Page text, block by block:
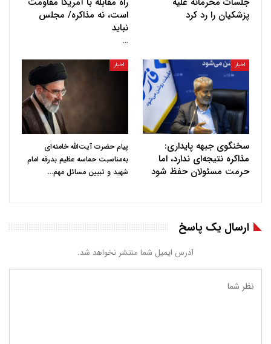
پزشکیان را رد کرد
است، نه مذاکره/ مجلس
نباید
…
اخبار
سخنگوی جبهه پایداری:
مذاکره نتیجه‌ای ندارد، اما
حرمت مسئولان حفظ شود
اخبار
پیام حضرت آیت‌الله خامنه‌ای
به‌مناسبت حماسه عظیم بدرقه امام
شهید و تبیین مسائل مهم…
ارسال یک پاسخ
آدرس ایمیل شما منتشر نخواهد شد.